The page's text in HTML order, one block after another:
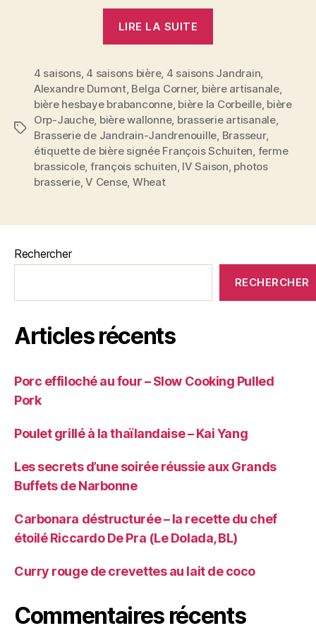
LIRE LA SUITE
Jandrain-
Jandrenouille
comme
si
vous
y
Étiquettes
4 saisons, 4 saisons bière, 4 saisons Jandrain,
Alexandre Dumont, Belga Corner, bière artisanale,
bière hesbaye brabanconne, bière la Corbeille, bière
Orp-Jauche, bière wallonne, brasserie artisanale,
Brasserie de Jandrain-Jandrenouille, Brasseur,
étiquette de bière signée François Schuiten, ferme
brassicole, françois schuiten, IV Saison, photos
brasserie,V Cense, Wheat
Rechercher
RECHERCHER
Articles récents
Porc effiloché au four – Slow Cooking Pulled
Pork
Poulet grillé à la thaïlandaise – Kai Yang
Les secrets d’une soirée réussie aux Grands
Buffets de Narbonne
Carbonara déstructurée – la recette du chef
étoilé Riccardo De Pra (Le Dolada, BL)
Curry rouge de crevettes au lait de coco
Commentaires récents